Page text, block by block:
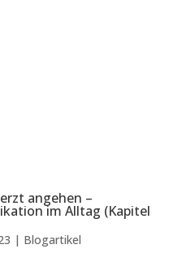
angehen –
im Alltag (Kapitel
| Blogartikel